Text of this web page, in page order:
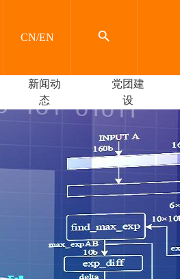
CN/EN 
新闻动
态
党团建
设